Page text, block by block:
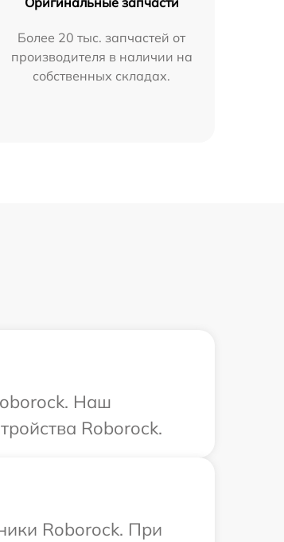
Более 20 тыс. запчастей от
производителя в наличии на
собственных складах.
Наш
Roborock.
Roborock. При